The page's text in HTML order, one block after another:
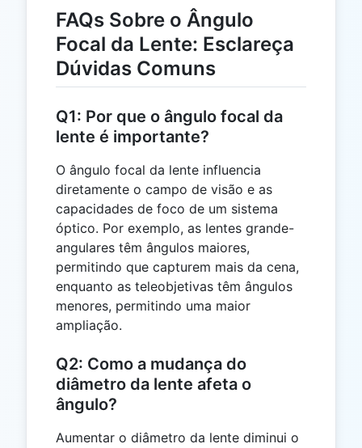
FAQs Sobre o Ângulo
Focal da Lente: Esclareça
Dúvidas Comuns
Q1: Por que o ângulo focal da
lente é importante?
O ângulo focal da lente influencia
diretamente o campo de visão e as
capacidades de foco de um sistema
óptico. Por exemplo, as lentes grande-
angulares têm ângulos maiores,
permitindo que capturem mais da cena,
enquanto as teleobjetivas têm ângulos
menores, permitindo uma maior
ampliação.
Q2: Como a mudança do
diâmetro da lente afeta o
ângulo?
Aumentar o diâmetro da lente diminui o